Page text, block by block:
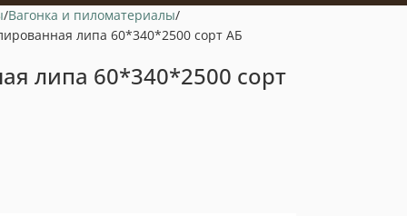
Вагонка и пиломатериалы
липа 60*340*2500 сорт АБ
липа 60*340*2500 сорт